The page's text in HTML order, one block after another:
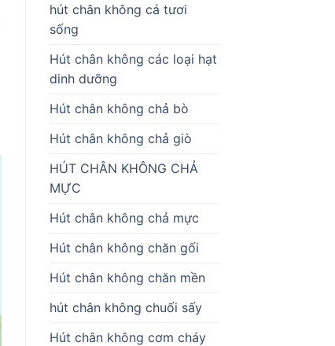
hút chân không cá tươi
sống
Hút chân không các loại hạt
dinh dưỡng
Hút chân không chả bò
Hút chân không chả giò
HÚT CHÂN KHÔNG CHẢ
MỰC
Hút chân không chả mực
Hút chân không chăn gối
Hút chân không chăn mền
hút chân không chuối sấy
Hút chân không cơm cháy